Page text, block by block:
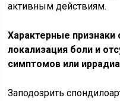
активным действиям.
Характерные признаки
локализация боли и
симптомов или
Заподозрить